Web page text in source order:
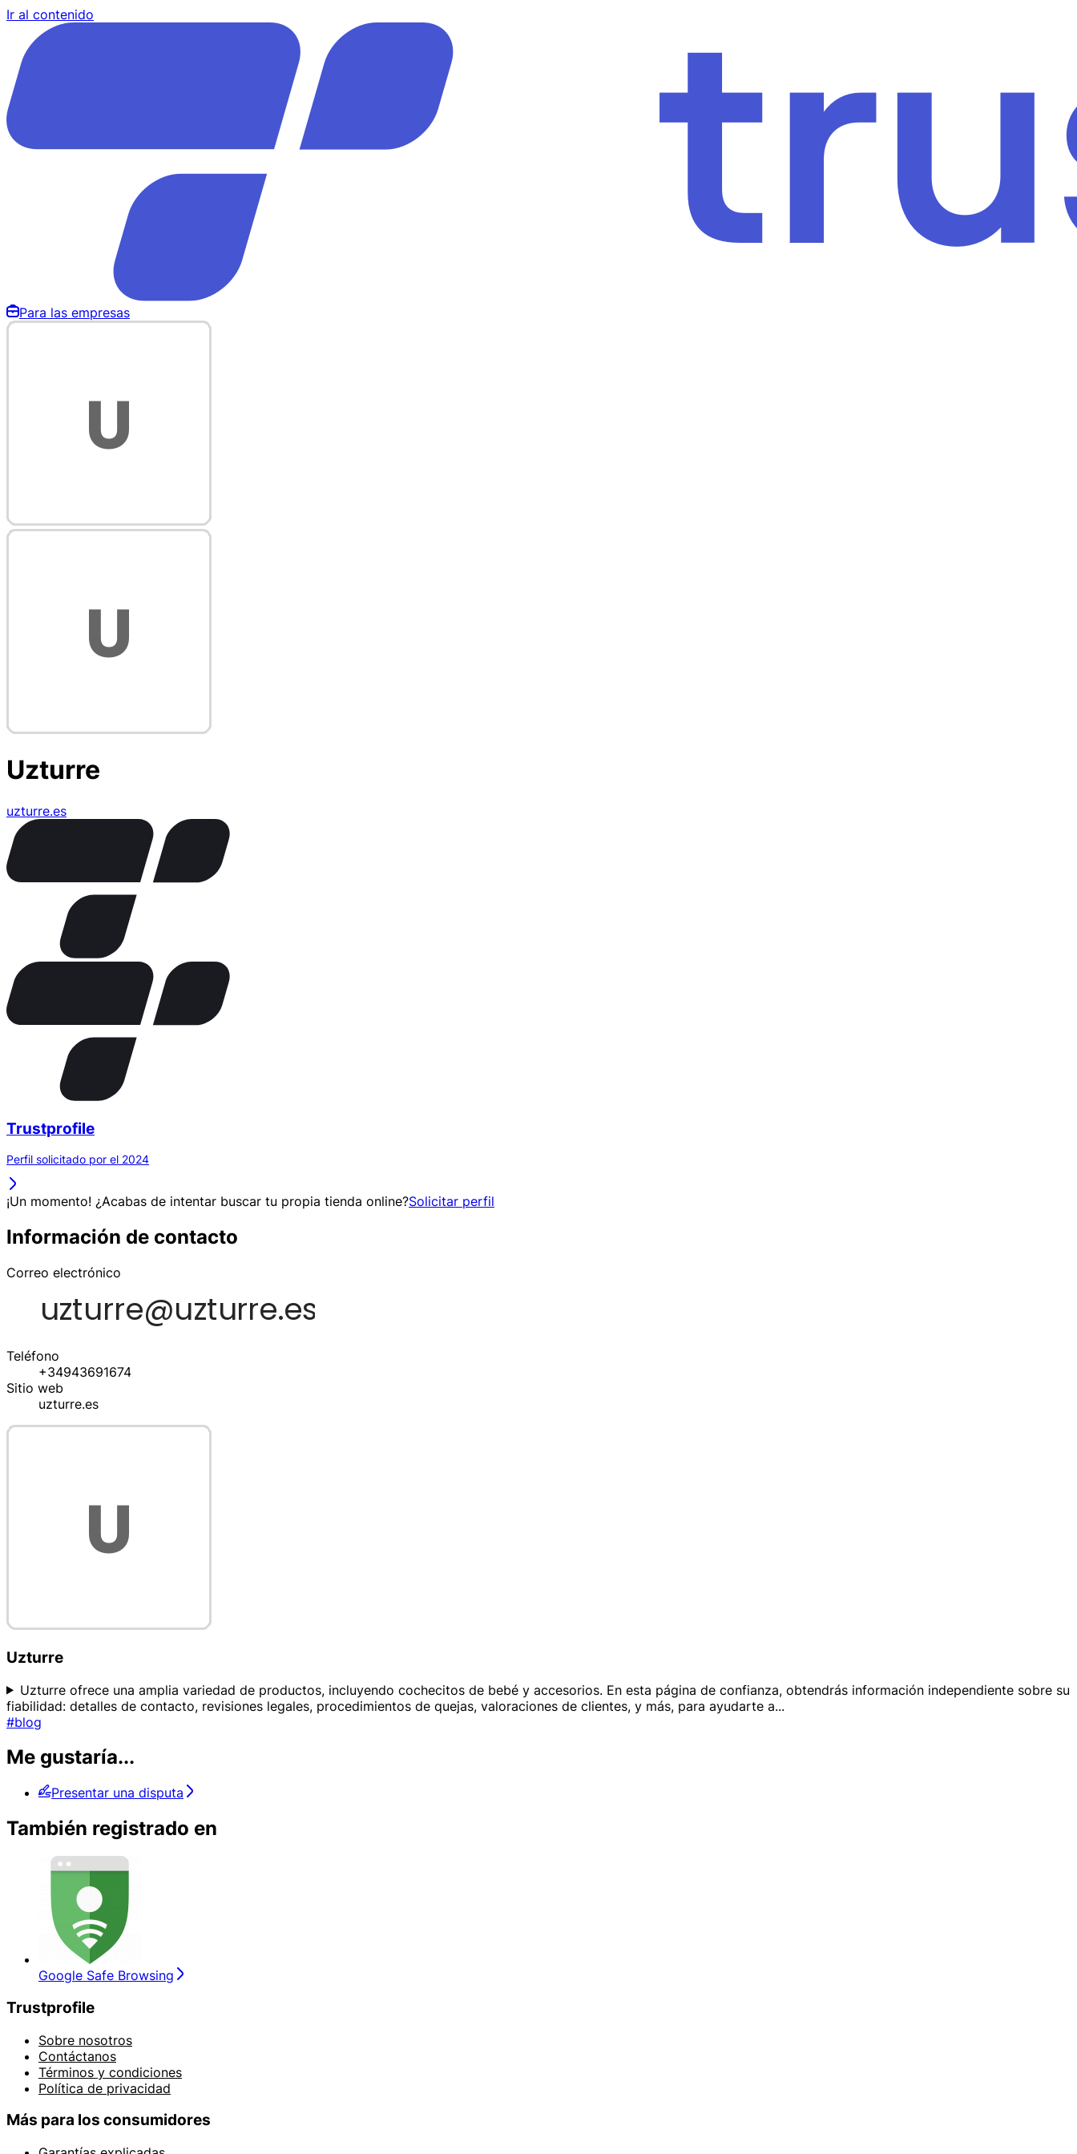
Ir al contenido
Para las empresas
Uzturre
uzturre.es
Trustprofile
Perfil solicitado por el 2024
¡Un momento! ¿Acabas de intentar buscar tu propia tienda online?Solicitar perfil
Información de contacto
Correo electrónico
Teléfono
+34943691674
Sitio web
uzturre.es
Uzturre
Uzturre ofrece una amplia variedad de productos, incluyendo cochecitos de bebé y accesorios. En esta página de confianza, obtendrás información independiente sobre su
fiabilidad: detalles de contacto, revisiones legales, procedimientos de quejas, valoraciones de clientes, y más, para ayudarte a...
#blog
Me gustaría...
Presentar una disputa
También registrado en
Google Safe Browsing
Trustprofile
Sobre nosotros
Contáctanos
Términos y condiciones
Política de privacidad
Más para los consumidores